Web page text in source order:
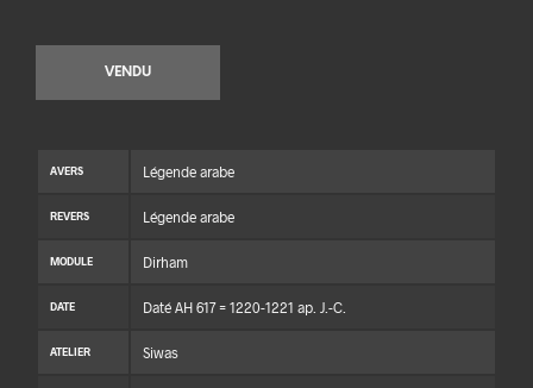
VENDU
AVERS Légende arabe
REVERS Légende arabe
MODULE Dirham
DATE Daté AH 617 = 1220-1221 ap. J.-C.
ATELIER Siwas